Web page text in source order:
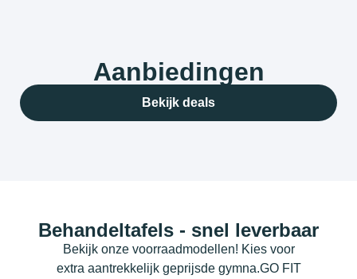
Aanbiedingen
Bekijk deals
Behandeltafels - snel leverbaar
Bekijk onze voorraadmodellen! Kies voor
extra aantrekkelijk geprijsde gymna.GO FIT